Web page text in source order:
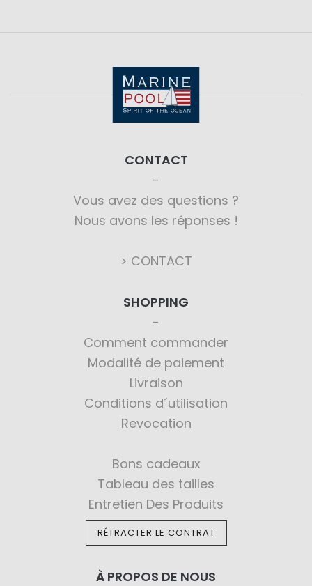
CONTACT
Vous avez des questions ?
Nous avons les réponses !
> CONTACT
SHOPPING
Comment commander
Modalité de paiement
Livraison
Conditions d´utilisation
Revocation
Bons cadeaux
Tableau des tailles
Entretien Des Produits
RÉTRACTER LE CONTRAT
À PROPOS DE NOUS